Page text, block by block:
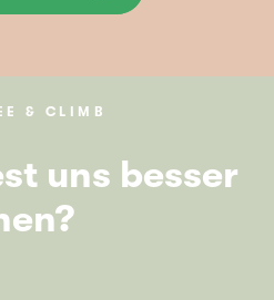
& CLIMB
uns besser